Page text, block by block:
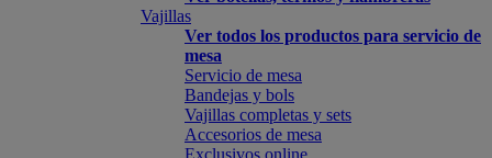
Vajillas
Ver todos los productos para servicio de
mesa
Servicio de mesa
Bandejas y bols
Vajillas completas y sets
Accesorios de mesa
Exclusivos online